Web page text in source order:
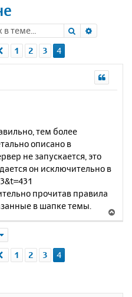
Поиск
Пред.
1 2 3 4
тем более
описано в
не запускается, это
он исключительно в
прочитав правила
в шапке темы.
е
Пред.
1 2 3 4